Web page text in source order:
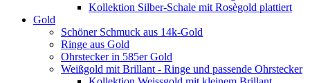
Kollektion Silber-Schale mit Rosègold plattiert
Gold
Schöner Schmuck aus 14k-Gold
Ringe aus Gold
Ohrstecker in 585er Gold
Weißgold mit Brillant - Ringe und passende Ohrstecker